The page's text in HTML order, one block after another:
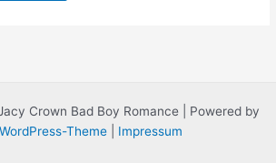
Crown Bad Boy Romance | Powered by
Theme| Impressum